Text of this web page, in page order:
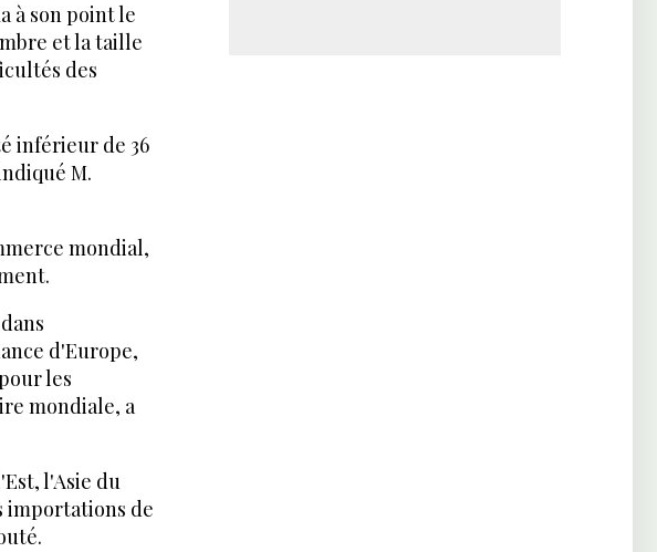
à son point le
et la taille
des
inférieur de 36
M.
mondial,
d'Europe,
les
mondiale, a
l'Asie du
importations de